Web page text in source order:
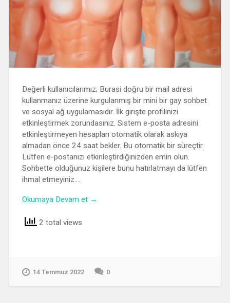
Değerli kullanıcılarımız; Burasi doğru bir mail adresi
kullanmanız üzerine kurgulanmış bir mini bir gay sohbet
ve sosyal ağ uygulamasıdır. İlk girişte profilinizi
etkinleştirmek zorundasınız. Sistem e-posta adresini
etkinleştirmeyen hesapları otomatik olarak askıya
almadan önce 24 saat bekler. Bu otomatik bir süreçtir.
Lütfen e-postanızı etkinleştirdiğinizden emin olun.
Sohbette olduğunuz kişilere bunu hatırlatmayı da lütfen
ihmal etmeyiniz….
Okumaya Devam et →
2 total views
14 Temmuz 2022 0